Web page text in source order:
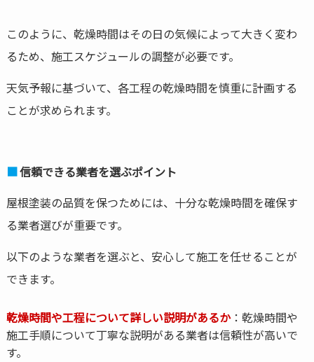
このように、乾燥時間はその日の気候によって大きく変わ
るため、施工スケジュールの調整が必要です。
天気予報に基づいて、各工程の乾燥時間を慎重に計画する
ことが求められます。
信頼できる業者を選ぶポイント
屋根塗装の品質を保つためには、十分な乾燥時間を確保す
る業者選びが重要です。
以下のような業者を選ぶと、安心して施工を任せることが
できます。
乾燥時間や工程について詳しい説明があるか：乾燥時間や
施工手順について丁寧な説明がある業者は信頼性が高いで
す。